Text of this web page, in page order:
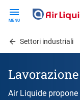
contentSettori industriali
Air Liquide